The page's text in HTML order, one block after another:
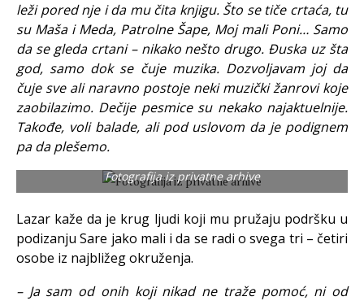
leži pored nje i da mu čita knjigu. Što se tiče crtaća, tu
su Maša i Meda, Patrolne Šape, Moj mali Poni… Samo
da se gleda crtani – nikako nešto drugo. Đuska uz šta
god, samo dok se čuje muzika. Dozvoljavam joj da
čuje sve ali naravno postoje neki muzički žanrovi koje
zaobilazimo. Dečije pesmice su nekako najaktuelnije.
Takođe, voli balade, ali pod uslovom da je podignem
pa da plešemo.
Fotografija iz privatne arhive
Lazar kaže da je krug ljudi koji mu pružaju podršku u
podizanju Sare jako mali i da se radi o svega tri – četiri
osobe iz najbližeg okruženja.
– Ja sam od onih koji nikad ne traže pomoć, ni od